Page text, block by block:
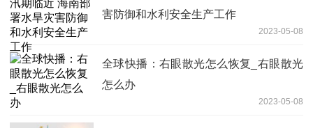
害防御和水利安全生产工作
2023-05-08
全球快播：右眼散光怎么恢复_右眼散光
怎么办
2023-05-08